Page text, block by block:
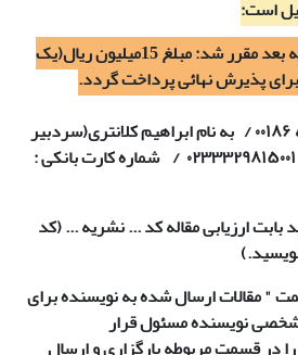
است:
1. از تاریخ 25 خرداد 1401به بعد مقرر شد: مبلغ 15میلیون ریال(یک
پذیرش نهائی پرداخت گردد.
حساب بانک تجارت شعبه ۰۰۱۸۶ / به نام ابراهیم کلانتری(سردبیر
فصلنامه)/ شماره حساب : ۰۲۳۳۳۲۹۸۱۵۰۰۱ / شماره کارت بانکی :
ارزیابی مقاله کد ... نشریه ... (کد
" مقالات ارسال شده به نویسنده برای
نویسنده مسئول قرار
در قسمت مربوطه بارگزاری و ارسال